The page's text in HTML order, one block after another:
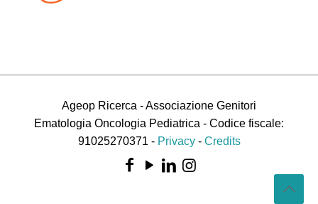
Ageop Ricerca - Associazione Genitori
Ematologia Oncologia Pediatrica - Codice fiscale:
91025270371 - Privacy- Credits